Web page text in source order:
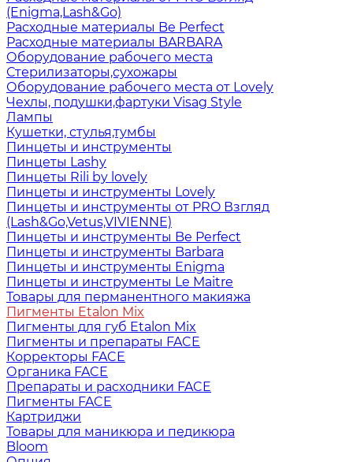
(Enigma,Lash&Go)
Расходные материалы Be Perfect
Расходные материалы BARBARA
Оборудование рабочего места
Стерилизаторы,сухожары
Оборудование рабочего места от Lovely
Чехлы, подушки,фартуки Visag Style
Лампы
Кушетки, стулья,тумбы
Пинцеты и инструменты
Пинцеты Lashy
Пинцеты Rili by lovely
Пинцеты и инструменты Lovely
Пинцеты и инструменты от PRO Взгляд
(Lash&Go,Vetus,VIVIENNE)
Пинцеты и инструменты Be Perfect
Пинцеты и инструменты Barbara
Пинцеты и инструменты Enigma
Пинцеты и инструменты Le Maitre
Товары для перманентного макияжа
Пигменты Etalon Mix
Пигменты для губ Etalon Mix
Пигменты и препараты FACE
Корректоры FACE
Органика FACE
Препараты и расходники FACE
Пигменты FACE
Картриджи
Товары для маникюра и педикюра
Bloom